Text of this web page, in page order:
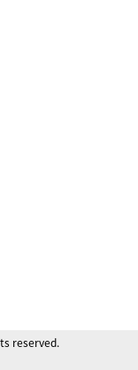
reserved.